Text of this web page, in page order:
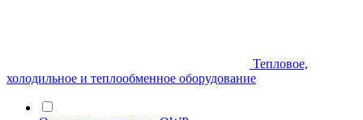
Тепловое,
холодильное и теплообменное оборудование